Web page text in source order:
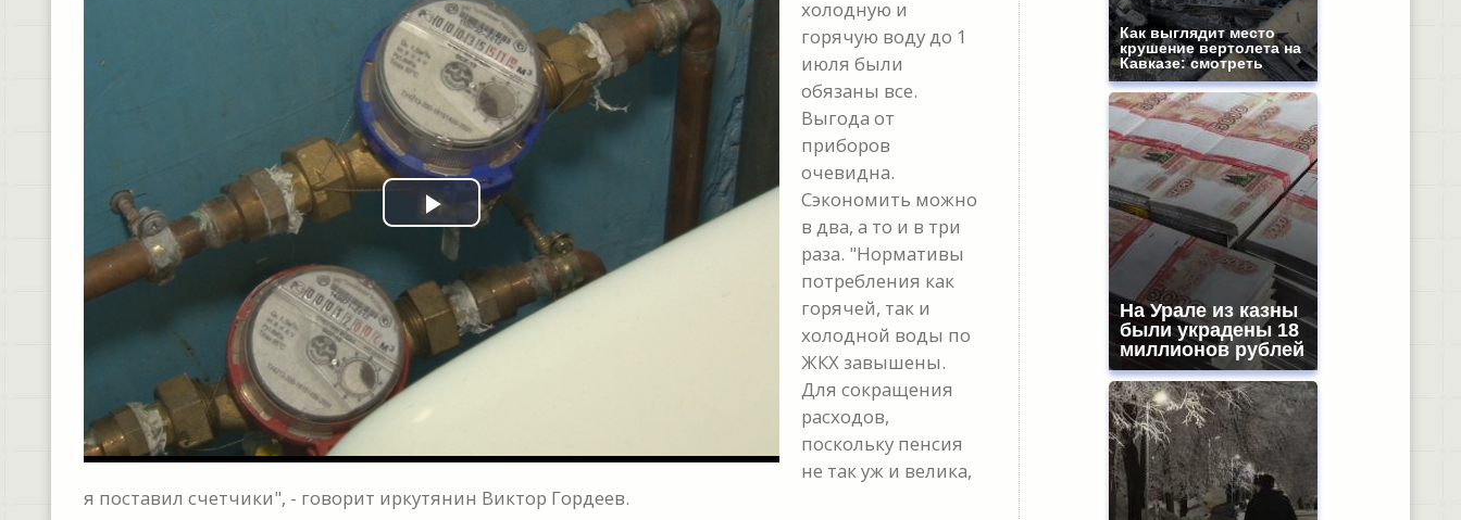
Play
Video
холодную и
горячую воду до 1
июля были
обязаны все.
Выгода от
приборов
очевидна.
Сэкономить можно
в два, а то и в три
раза. "Нормативы
потребления как
горячей, так и
холодной воды по
ЖКХ завышены.
Для сокращения
расходов,
поскольку пенсия
не так уж и велика,
я поставил счетчики", - говорит иркутянин Виктор Гордеев.
Как выглядит место
крушение вертолета на
Кавказе: смотреть
На Урале из казны
были украдены 18
миллионов рублей